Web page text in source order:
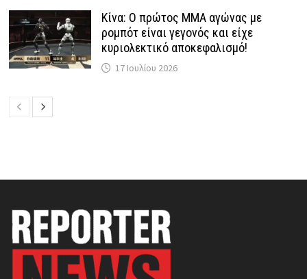
Κίνα: Ο πρώτος MMA αγώνας με
ρομπότ είναι γεγονός και είχε
κυριολεκτικό αποκεφαλισμό!
17 Ιουλίου 2026